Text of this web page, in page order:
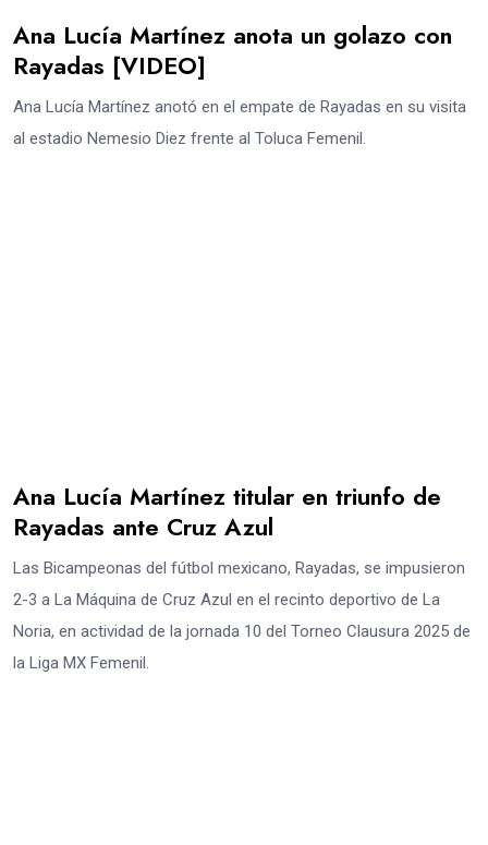
Ana Lucía Martínez anota un golazo con
Rayadas [VIDEO]
Ana Lucía Martínez anotó en el empate de Rayadas en su visita
al estadio Nemesio Diez frente al Toluca Femenil.
Ana Lucía Martínez titular en triunfo de
Rayadas ante Cruz Azul
Las Bicampeonas del fútbol mexicano, Rayadas, se impusieron
2-3 a La Máquina de Cruz Azul en el recinto deportivo de La
Noria, en actividad de la jornada 10 del Torneo Clausura 2025 de
la Liga MX Femenil.